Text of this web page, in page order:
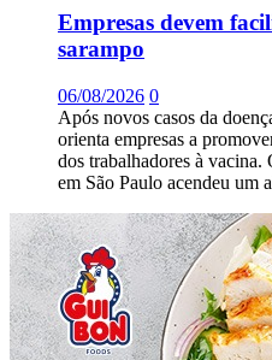
Empresas devem
sarampo
06/08/2026 0
Após novos casos da
orienta empresas a
dos trabalhadores à vacina.
em São Paulo acendeu um